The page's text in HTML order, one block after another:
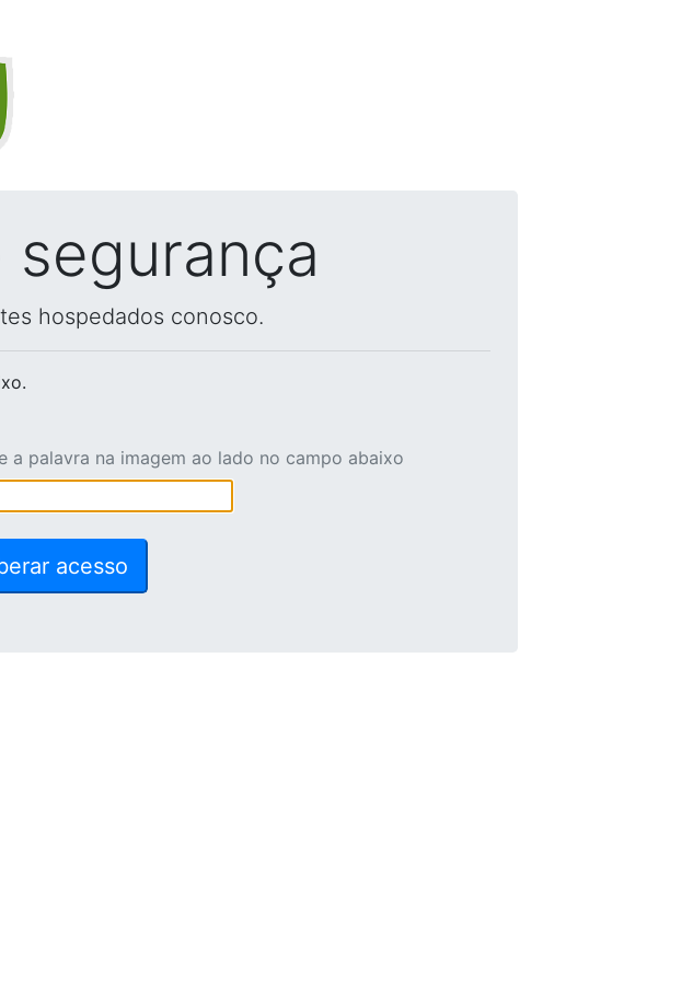
hospedados conosco.
a palavra na imagem ao lado no campo abaixo